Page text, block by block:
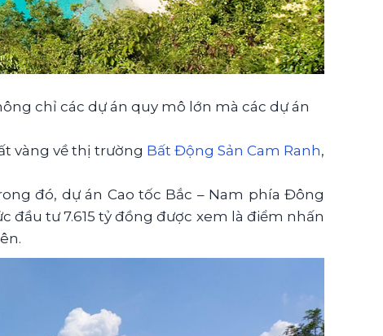
chỉ các dự án quy mô lớn mà các dự án
vàng về thị trường Bất Động Sản Cam Ranh,
đó, dự án Cao tốc Bắc – Nam phía Đông
đầu tư 7.615 tỷ đồng được xem là điểm nhấn